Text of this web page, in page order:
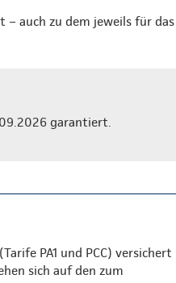
– auch zu dem jeweils für das
garantiert.
PA1 und PCC) versichert
sich auf den zum